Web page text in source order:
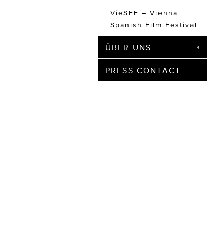
VieSFF – Vienna
Spanish Film Festival
ÜBER UNS
PRESS CONTACT